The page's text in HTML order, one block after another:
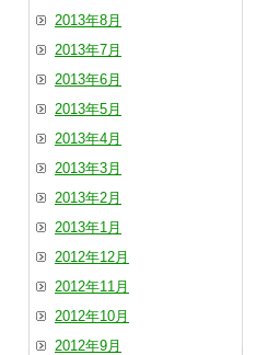
2013年8月
2013年7月
2013年6月
2013年5月
2013年4月
2013年3月
2013年2月
2013年1月
2012年12月
2012年11月
2012年10月
2012年9月